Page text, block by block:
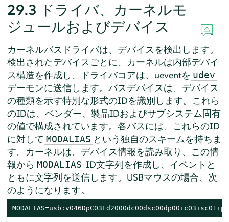
29.3 ドライバ、カーネルモ
ジュールおよびデバイス
カーネルバスドライバは、デバイスを検出します。
検出されたデバイスごとに、カーネルは内部デバイ
ス構造を作成し、ドライバコアは、ueventを udev
デーモンに送信します。バスデバイスは、デバイス
の種類を示す特別な形式のIDを識別します。これら
のIDは、ベンダー、製品IDおよびサブシステム固有
の値で構成されています。各バスには、これらのID
に対して MODALIAS という独自のスキームを持ちま
す。カーネルは、デバイス情報を読み取り、この情
報から MODALIAS ID文字列を作成し、イベントと
ともに文字列を送信します。USBマウスの場合、次
のようになります。